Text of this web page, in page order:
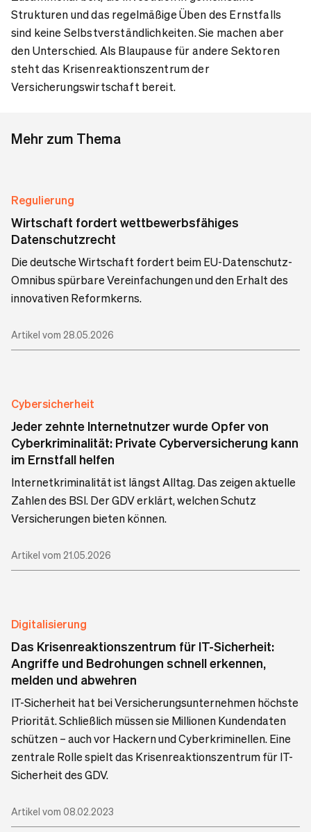
Strukturen und das regelmäßige Üben des Ernstfalls
sind keine Selbstverständlichkeiten. Sie machen aber
den Unterschied. Als Blaupause für andere Sektoren
steht das Krisenreaktionszentrum der
Versicherungswirtschaft bereit.
Mehr zum Thema
Regulierung
Wirtschaft fordert wettbewerbsfähiges
Datenschutzrecht
Die deutsche Wirtschaft fordert beim EU-Datenschutz-
Omnibus spürbare Vereinfachungen und den Erhalt des
innovativen Reformkerns.
Artikel vom 28.05.2026
Cybersicherheit
Jeder zehnte Internetnutzer wurde Opfer von
Cyberkriminalität: Private Cyberversicherung kann
im Ernstfall helfen
Internetkriminalität ist längst Alltag. Das zeigen aktuelle
Zahlen des BSI. Der GDV erklärt, welchen Schutz
Versicherungen bieten können.
Artikel vom 21.05.2026
Digitalisierung
Das Krisenreaktionszentrum für IT-Sicherheit:
Angriffe und Bedrohungen schnell erkennen,
melden und abwehren
IT-Sicherheit hat bei Versicherungsunternehmen höchste
Priorität. Schließlich müssen sie Millionen Kundendaten
schützen – auch vor Hackern und Cyberkriminellen. Eine
zentrale Rolle spielt das Krisenreaktionszentrum für IT-
Sicherheit des GDV.
Artikel vom 08.02.2023